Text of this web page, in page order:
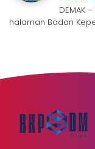
DEMAK
halaman Badan